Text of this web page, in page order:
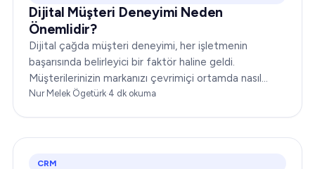
Dijital Müşteri Deneyimi Neden
Önemlidir?
Dijital çağda müşteri deneyimi, her işletmenin
başarısında belirleyici bir faktör haline geldi.
Müşterilerinizin markanızı çevrimiçi ortamda nasıl
algıladığı ve markanızla nasıl etkileşime geçtiği,
Nur Melek Ögetürk·4 dk okuma
CRM